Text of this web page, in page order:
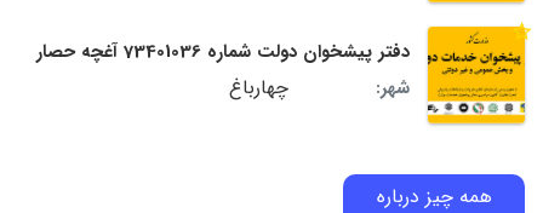
دفتر پیشخوان دولت شماره 73401036 آغچه حصار
شهر:
چهارباغ
همه چیز درباره